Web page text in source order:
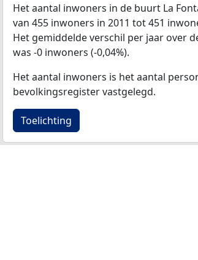
Het aantal inwoners in de buurt La
van 455 inwoners in 2011 tot 451
Het gemiddelde verschil per jaar over
was -0 inwoners (-0,04%).
Het aantal inwoners is het aantal
bevolkingsregister vastgelegd.
Toelichting